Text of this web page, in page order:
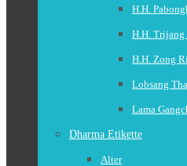
H.H.
H.H.
H.H. Zong
Lobsang
Lama
Dharma Etikette
Alter